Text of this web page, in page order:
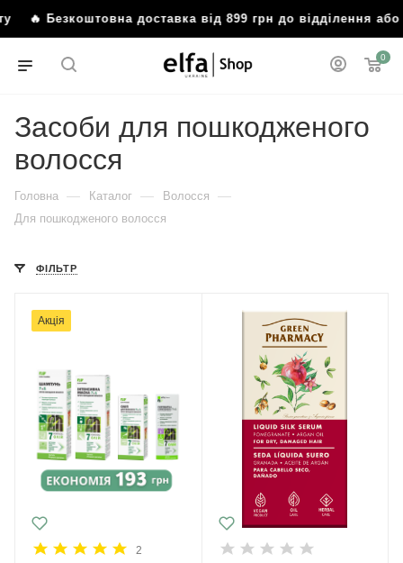
Безкоштовна доставка від 899 грн до відділення або
0
Засоби для пошкодженого
волосся
Головна — Каталог — Волосся —
Для пошкодженого волосся
ФІЛЬТР
Акція
2